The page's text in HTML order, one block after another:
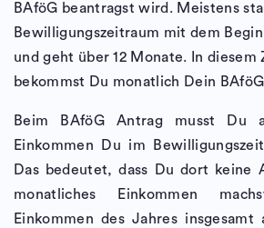
BAföG beantragst wird. Meistens
Bewilligungszeitraum mit dem
und geht über 12 Monate. In diesem
bekommst Du monatlich Dein
Beim BAföG Antrag musst Du
Einkommen Du im
Das bedeutet, dass Du dort keine
monatliches Einkommen
Einkommen des Jahres insgesamt